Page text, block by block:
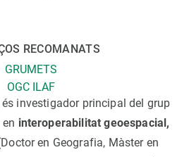
RECOMANATS
GRUMETS
OGC ILAF
investigador principal del grup
interoperabilitat geoespacial,
en Geografia, Màster en